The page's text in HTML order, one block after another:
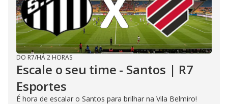
DO R7/HÁ 2 HORAS
Escale o seu time - Santos | R7
Esportes
É hora de escalar o Santos para brilhar na Vila Belmiro!